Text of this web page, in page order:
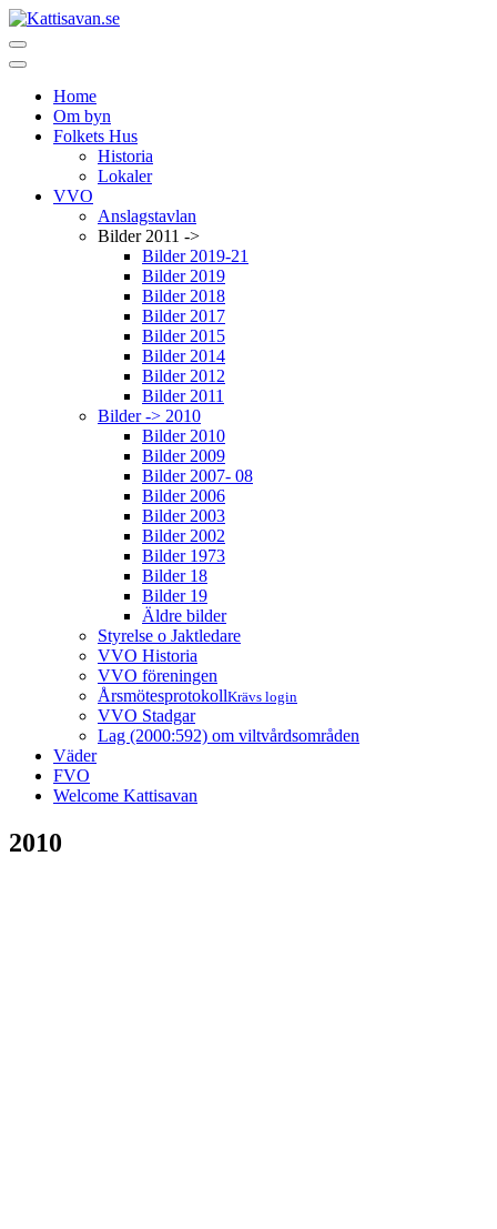
Home
Om byn
Folkets Hus
Historia
Lokaler
VVO
Anslagstavlan
Bilder 2011 ->
Bilder 2019-21
Bilder 2019
Bilder 2018
Bilder 2017
Bilder 2015
Bilder 2014
Bilder 2012
Bilder 2011
Bilder -> 2010
Bilder 2010
Bilder 2009
Bilder 2007- 08
Bilder 2006
Bilder 2003
Bilder 2002
Bilder 1973
Bilder 18
Bilder 19
Äldre bilder
Styrelse o Jaktledare
VVO Historia
VVO föreningen
ÅrsmötesprotokollKrävs login
VVO Stadgar
Lag (2000:592) om viltvårdsområden
Väder
FVO
Welcome Kattisavan
2010